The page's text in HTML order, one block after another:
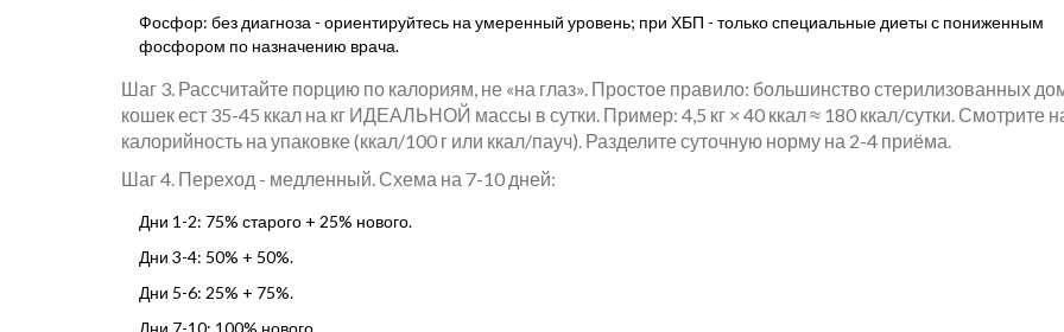
Фосфор: без диагноза - ориентируйтесь на умеренный уровень; при ХБП - только специальные диеты с пониженным
фосфором по назначению врача.
Шаг 3. Рассчитайте порцию по калориям, не «на глаз». Простое правило: большинство стерилизованных
кошек ест 35-45 ккал на кг ИДЕАЛЬНОЙ массы в сутки. Пример: 4,5 кг × 40 ккал ≈ 180 ккал/сутки. Смотрите
калорийность на упаковке (ккал/100 г или ккал/пауч). Разделите суточную норму на 2-4 приёма.
Шаг 4. Переход - медленный. Схема на 7-10 дней:
Дни 1-2: 75% старого + 25% нового.
Дни 3-4: 50% + 50%.
Дни 5-6: 25% + 75%.